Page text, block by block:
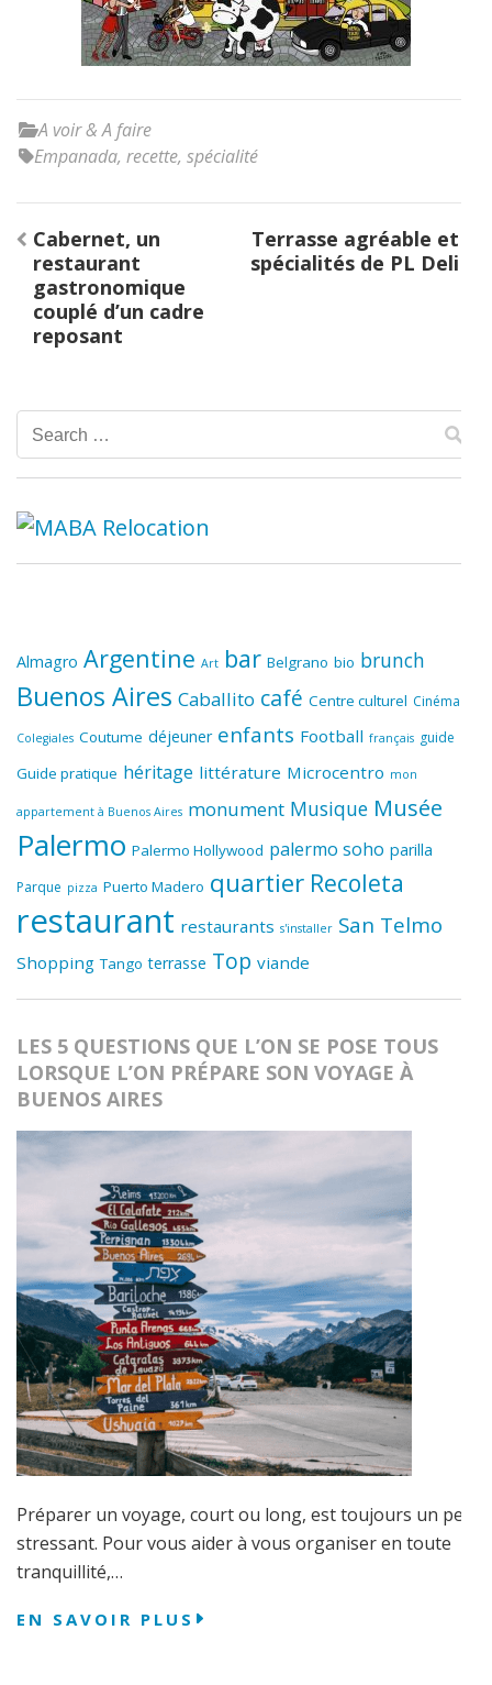
A voir & A faire
Empanada, recette, spécialité
Post
navigation
Cabernet, un
restaurant
gastronomique
couplé d’un cadre
reposant
Terrasse agréable et
spécialités de PL Deli
Search
for:
Almagro Argentine Art bar Belgrano bio brunch
Buenos Aires Caballito café Centre culturel Cinéma
Colegiales Coutume déjeuner enfants Football français guide
Guide pratique héritage littérature Microcentro mon
appartement à Buenos Aires monument Musique Musée
Palermo Palermo Hollywood palermo soho parilla
Parque pizza Puerto Madero quartier Recoleta
restaurant restaurants s'installer San Telmo
Shopping Tango terrasse Top viande
LES 5 QUESTIONS QUE L’ON SE POSE TOUS
LORSQUE L’ON PRÉPARE SON VOYAGE À
BUENOS AIRES
Préparer un voyage, court ou long, est toujours un peu
stressant. Pour vous aider à vous organiser en toute
tranquillité,…
EN SAVOIR PLUS